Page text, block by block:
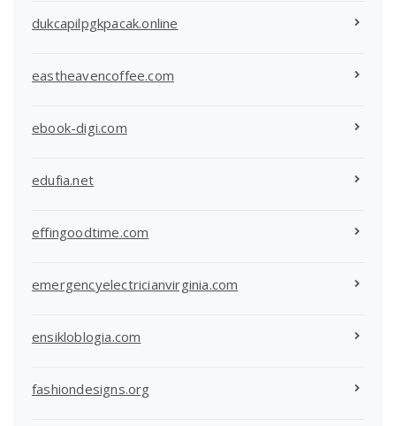
dukcapilpgkpacak.online
eastheavencoffee.com
ebook-digi.com
edufia.net
effingoodtime.com
emergencyelectricianvirginia.com
ensikloblogia.com
fashiondesigns.org